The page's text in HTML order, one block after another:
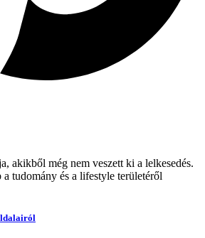
akikből még nem veszett ki a lelkesedés.
tudomány és a lifestyle területéről